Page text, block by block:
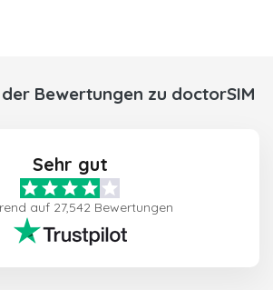
Bewertungen zu doctorSIM
Sehr gut
auf 27,542 Bewertungen